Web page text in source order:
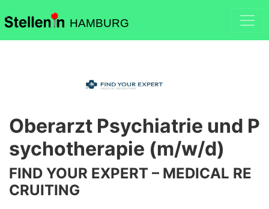
HAMBURG
Oberarzt Psychiatrie und P
sychotherapie (m/w/d)
FIND YOUR EXPERT – MEDICAL RE
CRUITING